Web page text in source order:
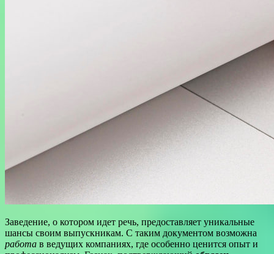
Заведение, о котором идет речь, предоставляет уникальные
шансы своим выпускникам. С таким документом возможна
работа в ведущих компаниях, где особенно ценится опыт и